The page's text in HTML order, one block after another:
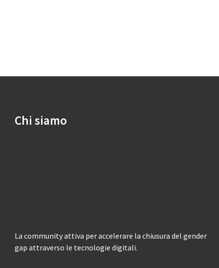
Chi siamo
La community attiva per accelerare la chiusura del gender
gap attraverso le tecnologie digitali.